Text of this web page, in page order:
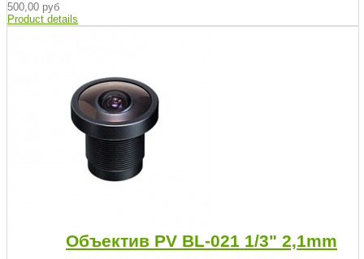
500,00 руб
Product details
Объектив PV BL-021 1/3" 2,1mm